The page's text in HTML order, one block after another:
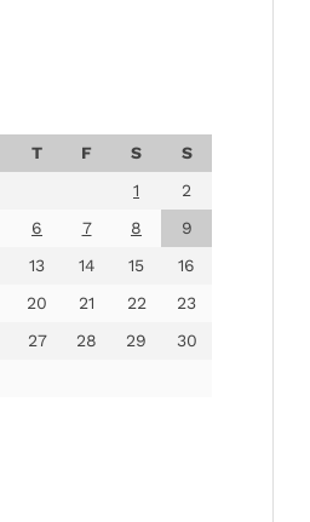
T F S
S
1
2
6 7 8
9
13 14 15
16
20 21 22
23
27 28 29
30